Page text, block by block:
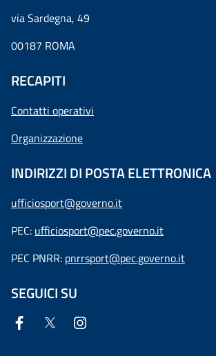
via Sardegna, 49
00187 ROMA
RECAPITI
Contatti operativi
Organizzazione
INDIRIZZI DI POSTA ELETTRONICA
ufficiosport@governo.it
PEC: ufficiosport@pec.governo.it
PEC PNRR: pnrrsport@pec.governo.it
SEGUICI SU